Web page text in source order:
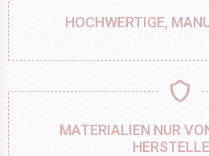
HOCHWERTIGE,
MATERIALIEN NUR